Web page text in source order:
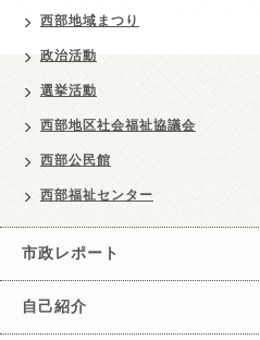
西部地域まつり
政治活動
選挙活動
西部地区社会福祉協議会
西部公民館
西部福祉センター
市政レポート
自己紹介